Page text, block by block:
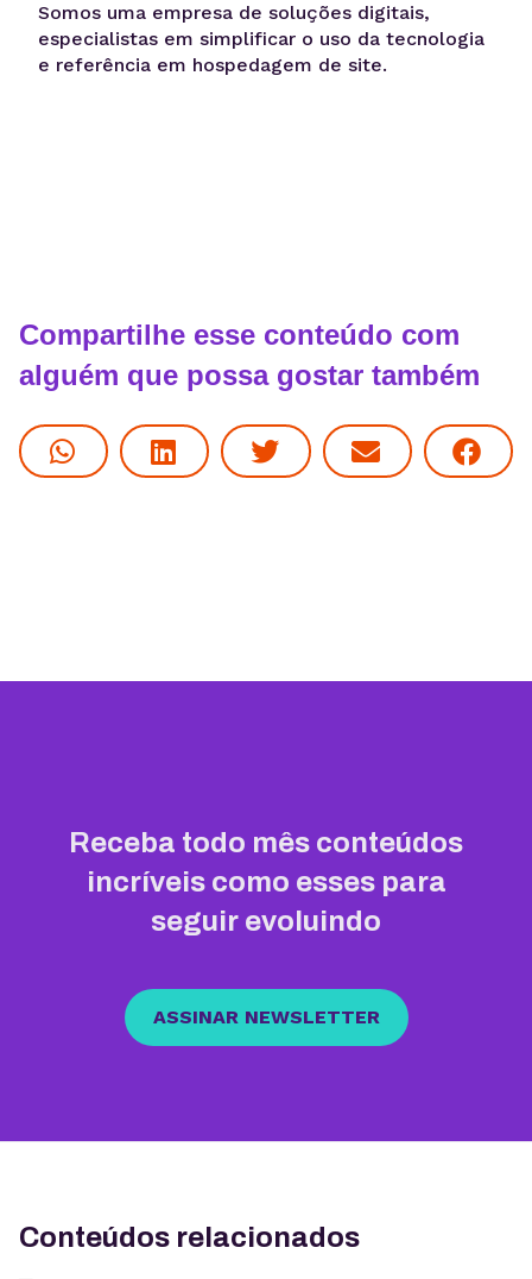
Somos uma empresa de soluções digitais,
especialistas em simplificar o uso da tecnologia
e referência em hospedagem de site.
Compartilhe esse conteúdo com
alguém que possa gostar também
Receba todo mês conteúdos
incríveis como esses para
seguir evoluindo
ASSINAR NEWSLETTER
Conteúdos relacionados